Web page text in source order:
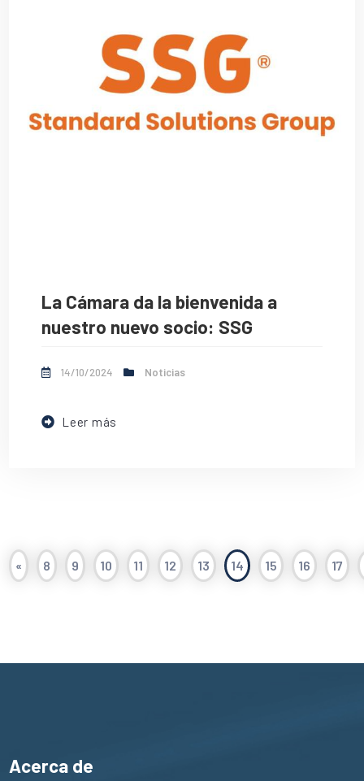
La Cámara da la bienvenida a
nuestro nuevo socio: SSG
14/10/2024 Noticias
Leer más
« 8 9 10 11 12 13 14 15 16 17
Acerca de